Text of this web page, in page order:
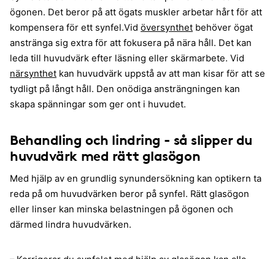
ögonen. Det beror på att ögats muskler arbetar hårt för att
kompensera för ett synfel.Vid översynthet behöver ögat
anstränga sig extra för att fokusera på nära håll. Det kan
leda till huvudvärk efter läsning eller skärmarbete. Vid
närsynthet kan huvudvärk uppstå av att man kisar för att se
tydligt på långt håll. Den onödiga ansträngningen kan
skapa spänningar som ger ont i huvudet.
Behandling och lindring - så slipper du
huvudvärk med rätt glasögon
Med hjälp av en grundlig synundersökning kan optikern ta
reda på om huvudvärken beror på synfel. Rätt glasögon
eller linser kan minska belastningen på ögonen och
därmed lindra huvudvärken.